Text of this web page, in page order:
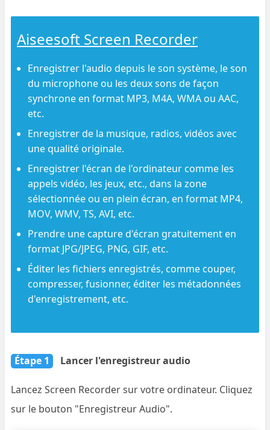
Aiseesoft Screen Recorder
Enregistrer l'audio depuis le son système, le son
du microphone ou les deux sons de façon
synchrone en format MP3, M4A, WMA ou AAC,
etc.
Enregistrer de la musique, radios, vidéos avec
une qualité originale.
Enregistrer l'écran de l'ordinateur comme les
appels vidéo, les jeux, etc., dans la zone
sélectionnée ou en plein écran, en format MP4,
MOV, WMV, TS, AVI, etc.
Prendre une capture d'écran gratuitement en
format JPG/JPEG, PNG, GIF, etc.
Éditer les fichiers enregistrés, comme couper,
compresser, fusionner, éditer les métadonnées
d'enregistrement, etc.
Étape 1 Lancer l'enregistreur audio
Lancez Screen Recorder sur votre ordinateur. Cliquez
sur le bouton "Enregistreur Audio".